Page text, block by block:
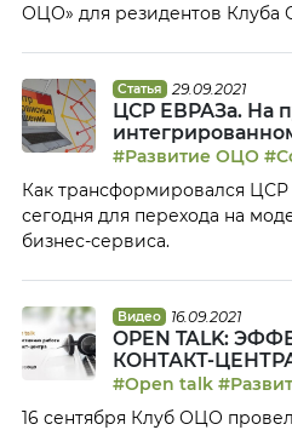
ОЦО» для резидентов
Вместе с тем, пока еще не
сформулировал для себя
цифрового ОЦО, определил
на которые будет сделан
Статья 29.09.2021
ЦСР ЕВРАЗа. На
#Развитие ОЦО
Как трансформировался ЦСР ЕВРАЗа и
сегодня для перехода на модель
бизнес-сервиса.
Видео 16.09.2021
OPEN TALK:
КОНТАКТ-
#Open talk
16 сентября Клуб ОЦО